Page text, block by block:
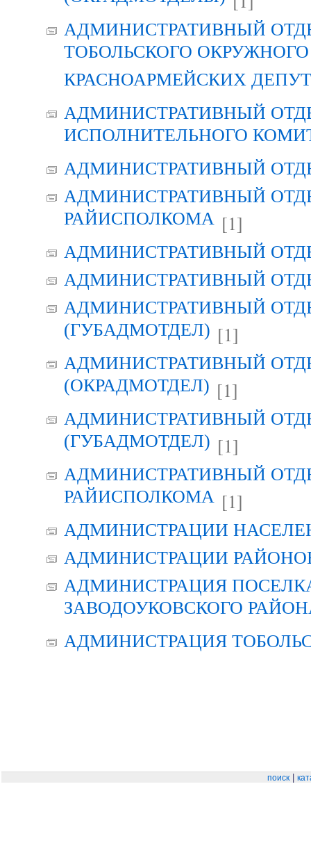
АДМИНИСТРАТИВНЫЙ
ТОБОЛЬСКОГО
КРАСНОАРМЕЙСКИХ
АДМИНИСТРАТИВНЫЙ
ИСПОЛНИТЕЛЬНОГО
АДМИНИСТРАТИВНЫЙ
АДМИНИСТРАТИВНЫЙ
РАЙИСПОЛКОМА [1]
АДМИНИСТРАТИВНЫЙ
АДМИНИСТРАТИВНЫЙ
АДМИНИСТРАТИВНЫЙ
(ГУБАДМОТДЕЛ) [1]
АДМИНИСТРАТИВНЫЙ
(ОКРАДМОТДЕЛ) [1]
АДМИНИСТРАТИВНЫЙ
(ГУБАДМОТДЕЛ) [1]
АДМИНИСТРАТИВНЫЙ
РАЙИСПОЛКОМА [1]
АДМИНИСТРАЦИИ
АДМИНИСТРАЦИИ
АДМИНИСТРАЦИЯ
ЗАВОДОУКОВСКОГО
АДМИНИСТРАЦИЯ
поиск